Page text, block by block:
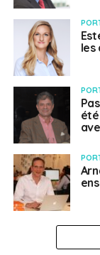
les